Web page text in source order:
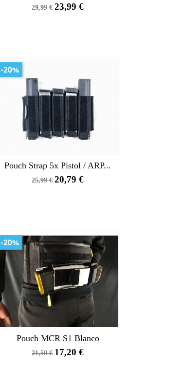
Precio
29,99 € Precio
23,99 €
Pouch Strap 5x Pistol / ARP...
Precio
25,99 € Precio
20,79 €
-20%
Pouch MCR S1 Blanco
Precio
21,50 € Precio
17,20 €
-20%